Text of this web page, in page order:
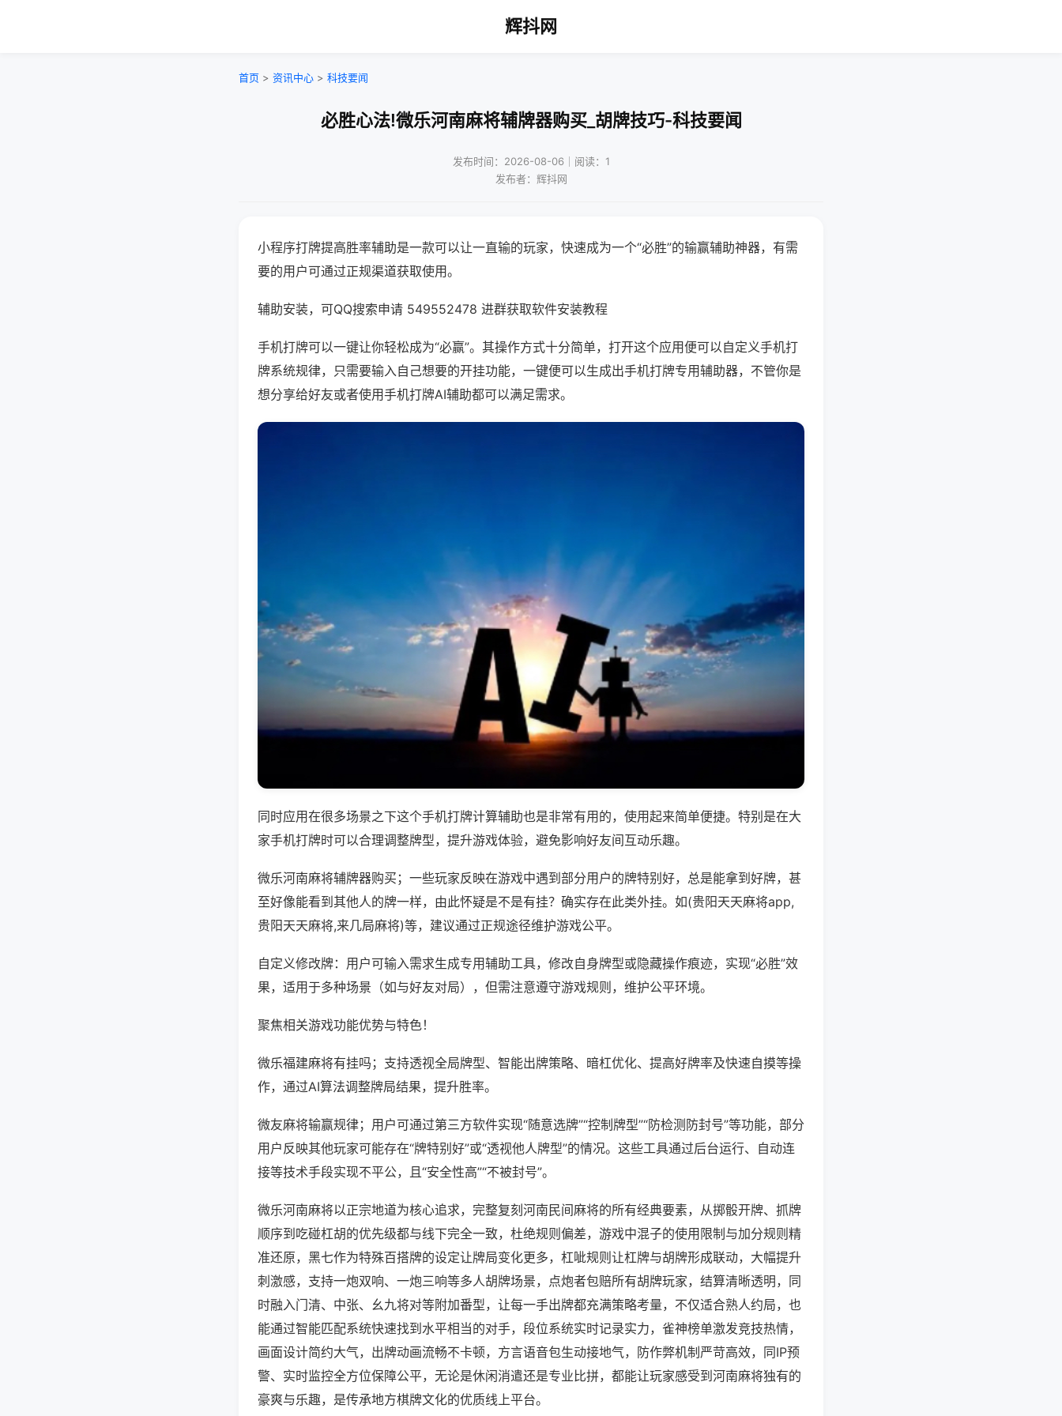
辉抖网
首页 > 资讯中心 > 科技要闻
必胜心法!微乐河南麻将辅牌器购买_胡牌技巧-科技要闻
发布时间：2026-08-06｜阅读：1
发布者：辉抖网
小程序打牌提高胜率辅助是一款可以让一直输的玩家，快速成为一个“必胜”的输赢辅助神器，有需
要的用户可通过正规渠道获取使用。
辅助安装，可QQ搜索申请 549552478 进群获取软件安装教程
手机打牌可以一键让你轻松成为“必赢”。其操作方式十分简单，打开这个应用便可以自定义手机打
牌系统规律，只需要输入自己想要的开挂功能，一键便可以生成出手机打牌专用辅助器，不管你是
想分享给好友或者使用手机打牌AI辅助都可以满足需求。
同时应用在很多场景之下这个手机打牌计算辅助也是非常有用的，使用起来简单便捷。特别是在大
家手机打牌时可以合理调整牌型，提升游戏体验，避免影响好友间互动乐趣。
微乐河南麻将辅牌器购买；一些玩家反映在游戏中遇到部分用户的牌特别好，总是能拿到好牌，甚
至好像能看到其他人的牌一样，由此怀疑是不是有挂？确实存在此类外挂。如(贵阳天天麻将app,
贵阳天天麻将,来几局麻将)等，建议通过正规途径维护游戏公平。
自定义修改牌：用户可输入需求生成专用辅助工具，修改自身牌型或隐藏操作痕迹，实现“必胜”效
果，适用于多种场景（如与好友对局），但需注意遵守游戏规则，维护公平环境。
聚焦相关游戏功能优势与特色！
微乐福建麻将有挂吗；支持透视全局牌型、智能出牌策略、暗杠优化、提高好牌率及快速自摸等操
作，通过AI算法调整牌局结果，提升胜率。
微友麻将输赢规律；用户可通过第三方软件实现“随意选牌”“控制牌型”“防检测防封号”等功能，部分
用户反映其他玩家可能存在“牌特别好”或“透视他人牌型”的情况。这些工具通过后台运行、自动连
接等技术手段实现不平公，且“安全性高”“不被封号”。
微乐河南麻将以正宗地道为核心追求，完整复刻河南民间麻将的所有经典要素，从掷骰开牌、抓牌
顺序到吃碰杠胡的优先级都与线下完全一致，杜绝规则偏差，游戏中混子的使用限制与加分规则精
准还原，黑七作为特殊百搭牌的设定让牌局变化更多，杠呲规则让杠牌与胡牌形成联动，大幅提升
刺激感，支持一炮双响、一炮三响等多人胡牌场景，点炮者包赔所有胡牌玩家，结算清晰透明，同
时融入门清、中张、幺九将对等附加番型，让每一手出牌都充满策略考量，不仅适合熟人约局，也
能通过智能匹配系统快速找到水平相当的对手，段位系统实时记录实力，雀神榜单激发竞技热情，
画面设计简约大气，出牌动画流畅不卡顿，方言语音包生动接地气，防作弊机制严苛高效，同IP预
警、实时监控全方位保障公平，无论是休闲消遣还是专业比拼，都能让玩家感受到河南麻将独有的
豪爽与乐趣，是传承地方棋牌文化的优质线上平台。